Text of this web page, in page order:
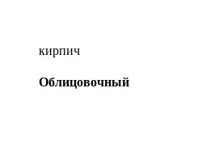
кирпич
Облицовочный